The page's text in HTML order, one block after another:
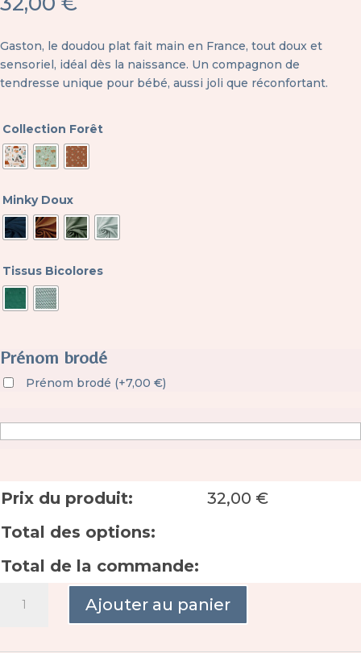
Gaston, le doudou plat fait main en France, tout doux et
sensoriel, idéal dès la naissance. Un compagnon de
tendresse unique pour bébé, aussi joli que réconfortant.
Collection Forêt
Minky Doux
Tissus Bicolores
Prénom brodé
Prénom brodé (+7,00 €)
Prix du produit: 32,00 €
Total des options:
Total de la commande:
Ajouter au panier